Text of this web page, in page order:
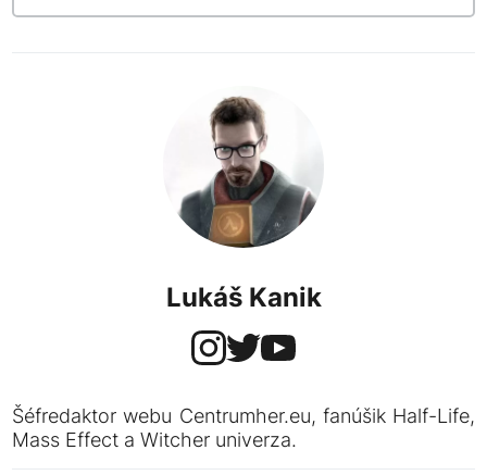
Lukáš Kanik
Šéfredaktor webu Centrumher.eu, fanúšik Half-Life,
Mass Effect a Witcher univerza.